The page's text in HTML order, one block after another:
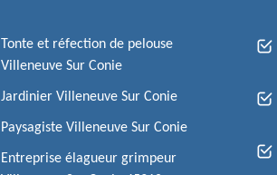
Tonte et réfection de pelouse
Villeneuve Sur Conie
Jardinier Villeneuve Sur Conie
Paysagiste Villeneuve Sur Conie
Entreprise élagueur grimpeur